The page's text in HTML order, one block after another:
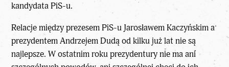
kandydata PiS-u.
Relacje między prezesem PiS-u Jarosławem Kaczyńskim a
prezydentem Andrzejem Dudą od kilku już lat nie są
najlepsze. W ostatnim roku prezydentury nie ma ani